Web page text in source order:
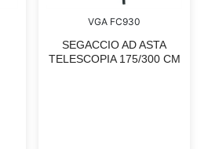
VGA FC930
SEGACCIO AD ASTA
TELESCOPIA 175/300 CM